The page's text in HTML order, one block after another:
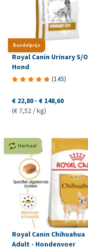
Bundelprijs
Royal Canin Urinary S/O
Hond
(145)
€ 22,80 - € 148,60
(€ 7,52 / kg)
Herhaal
Royal Canin Chihuahua
Adult - Hondenvoer